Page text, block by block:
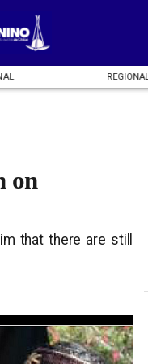
REGIONAL
on
that there are still